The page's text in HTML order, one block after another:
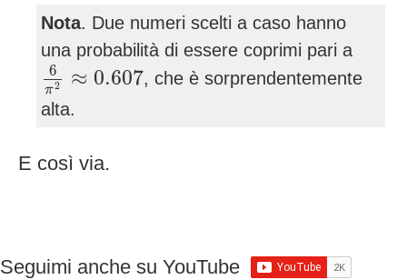
Nota. Due numeri scelti a caso hanno
una probabilità di essere coprimi pari a
6
π2 ≈ 0.607
6π2≈ 0.607
, che è sorprendentemente
alta.
E così via.
Seguimi anche su YouTube